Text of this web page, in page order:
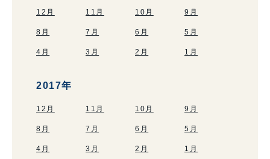
12月 11月 10月 9月
8月 7月 6月 5月
4月 3月 2月 1月
2017年
12月 11月 10月 9月
8月 7月 6月 5月
4月 3月 2月 1月